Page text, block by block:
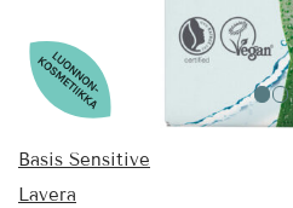
Basis Sensitive
Lavera